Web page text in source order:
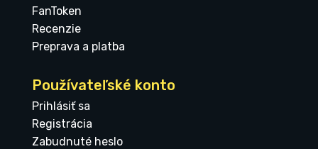
FanToken
Recenzie
Preprava a platba
Používateľské konto
Prihlásiť sa
Registrácia
Zabudnuté heslo